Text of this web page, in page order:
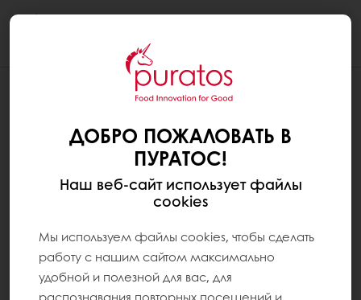
ДОБРО ПОЖАЛОВАТЬ В
ПУРАТОС!
Наш веб-сайт использует файлы
cookies
Мы используем файлы cookies, чтобы сделать
работу с нашим сайтом максимально
удобной и полезной для вас, для